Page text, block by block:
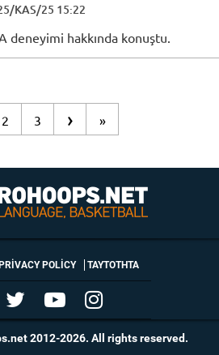
KAS/25 15:22
deneyimi hakkında konuştu.
2 3 › »
PRIVACY POLICY ΤΑΥΤΟΤΗΤΑ
2012-2026. All rights reserved.